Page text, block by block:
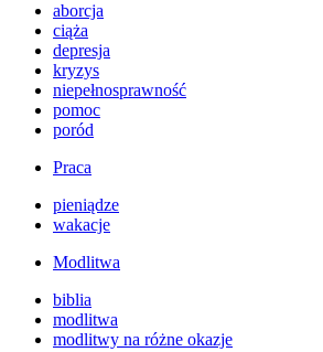
aborcja
ciąża
depresja
kryzys
niepełnosprawność
pomoc
poród
Praca
pieniądze
wakacje
Modlitwa
biblia
modlitwa
modlitwy na różne okazje